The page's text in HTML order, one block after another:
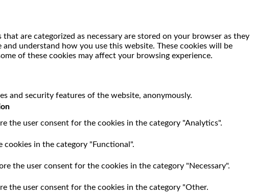
are categorized as necessary are stored on your browser as they
understand how you use this website. These cookies will be
of these cookies may affect your browsing experience.
and security features of the website, anonymously.
the user consent for the cookies in the category "Analytics".
in the category "Functional".
the user consent for the cookies in the category "Necessary".
the user consent for the cookies in the category "Other.